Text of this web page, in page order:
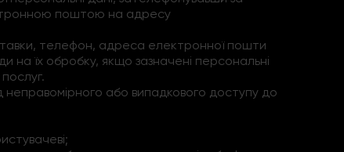
поштою на адресу
телефон, адреса електронної пошти
їх обробку, якщо зазначені персональні
неправомірного або випадкового доступу до